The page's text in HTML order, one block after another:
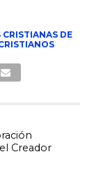
DE
Creador